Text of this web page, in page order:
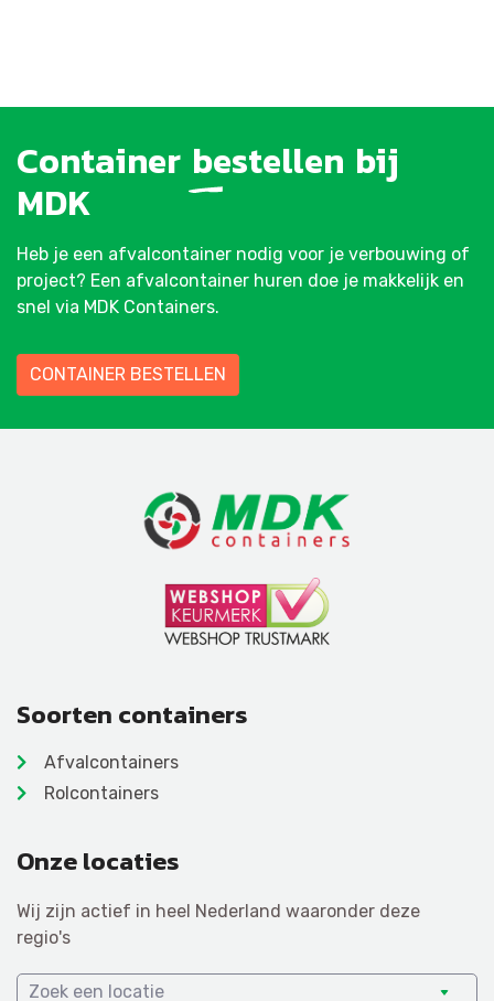
Container bestellen bij
MDK
Heb je een afvalcontainer nodig voor je verbouwing of
project? Een afvalcontainer huren doe je makkelijk en
snel via MDK Containers.
CONTAINER BESTELLEN
Soorten containers
Afvalcontainers
Rolcontainers
Onze locaties
Wij zijn actief in heel Nederland waaronder deze
regio's
Zoek een locatie